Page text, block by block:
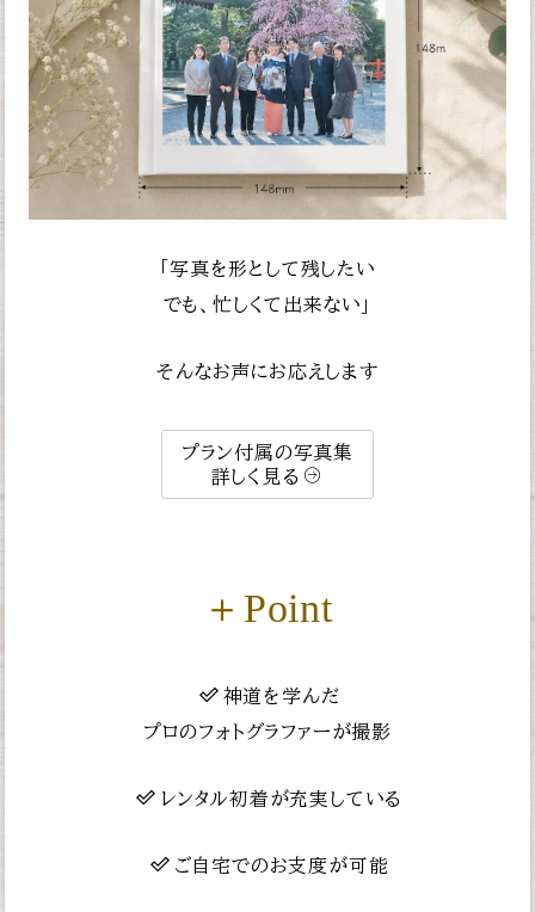
「写真を形として残したい
でも、忙しくて出来ない」
そんなお声にお応えします
プラン付属の写真集
詳しく見る
＋Point
神道を学んだ
プロのフォトグラファーが撮影
レンタル初着が充実している
ご自宅でのお支度が可能